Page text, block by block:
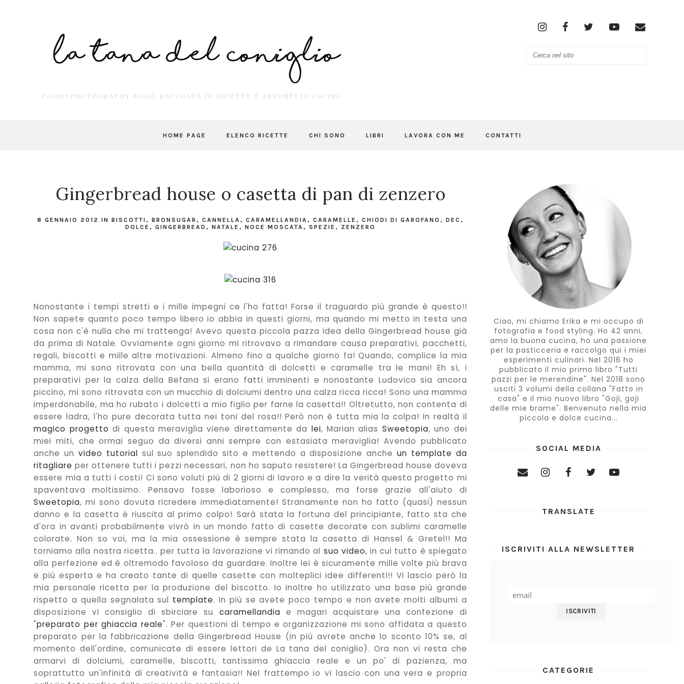
FOOD+PHOTOGRAPHY BLOG. RACCOLTA DI RICETTE E APPUNTI DI CUCINA.
HOME PAGE ELENCO RICETTE CHI SONO LIBRI LAVORA CON ME CONTATTI
Gingerbread house o casetta di pan di zenzero
8 GENNAIO 2012 IN BISCOTTI , BRONSUGAR , CANNELLA , CARAMELLANDIA , CARAMELLE , CHIODI DI GAROFANO , DEC ,
DOLCE , GINGERBREAD , NATALE , NOCE MOSCATA , SPEZIE , ZENZERO
Nonostante i tempi stretti e i mille impegni ce l'ho fatta! Forse il traguardo più grande è questo!!
Non sapete quanto poco tempo libero io abbia in questi giorni, ma quando mi metto in testa una
cosa non c'è nulla che mi trattenga! Avevo questa piccola pazza idea della Gingerbread house già
da prima di Natale. Ovviamente ogni giorno mi ritrovavo a rimandare causa preparativi, pacchetti,
regali, biscotti e mille altre motivazioni. Almeno fino a qualche giorno fa! Quando, complice la mia
mamma, mi sono ritrovata con una bella quantità di dolcetti e caramelle tra le mani! Eh sì, i
preparativi per la calza della Befana si erano fatti imminenti e nonostante Ludovico sia ancora
piccino, mi sono ritrovata con un mucchio di dolciumi dentro una calza ricca ricca! Sono una mamma
imperdonabile, ma ho rubato i dolcetti a mio figlio per farne la casetta!! Oltretutto, non contenta di
essere ladra, l'ho pure decorata tutta nei toni del rosa!! Però non è tutta mia la colpa! In realtà il
magico progetto di questa meraviglia viene direttamente da lei, Marian alias Sweetopia, uno dei
miei miti, che ormai seguo da diversi anni sempre con estasiata meraviglia! Avendo pubblicato
anche un video tutorial sul suo splendido sito e mettendo a disposizione ancheun template da
ritagliare per ottenere tutti i pezzi necessari, non ho saputo resistere! La Gingerbread house doveva
essere mia a tutti i costi! Ci sono voluti più di 2 giorni di lavoro e a dire la verità questo progetto mi
spaventava moltissimo. Pensavo fosse laborioso e complesso, ma forse grazie all'aiuto di
Sweetopia, mi sono dovuta ricredere immediatamente! Stranamente non ho fatto (quasi) nessun
danno e la casetta è riuscita al primo colpo! Sarà stata la fortuna del principiante, fatto sta che
d'ora in avanti probabilmente vivrò in un mondo fatto di casette decorate con sublimi caramelle
colorate. Non so voi, ma la mia ossessione è sempre stata la casetta di Hansel & Gretel!! Ma
torniamo alla nostra ricetta.. per tutta la lavorazione vi rimando al suo video, in cui tutto è spiegato
alla perfezione ed è oltremodo favoloso da guardare. Inoltre lei è sicuramente mille volte più brava
e più esperta e ha creato tante di quelle casette con molteplici idee differenti!! Vi lascio però la
mia personale ricetta per la produzione del biscotto. Io inoltre ho utilizzato una base più grande
rispetto a quella segnalata sul template. In più se avete poco tempo e non avete molti albumi a
disposizione vi consiglio di sbirciare su caramellandia e magari acquistare una confezione di
"preparato per ghiaccia reale". Per questioni di tempo e organizzazione mi sono affidata a questo
preparato per la fabbricazione della Gingerbread House (in più avrete anche lo sconto 10% se, al
momento dell'ordine, comunicate di essere lettori de La tana del coniglio). Ora non vi resta che
armarvi di dolciumi, caramelle, biscotti, tantissima ghiaccia reale e un po' di pazienza, ma
soprattutto un'infinità di creatività e fantasia!! Nel frattempo io vi lascio con una vera e propria
Ciao, mi chiamo Erika e mi occupo di
fotografia e food styling. Ho 42 anni,
amo la buona cucina, ho una passione
per la pasticceria e raccolgo qui i miei
esperimenti culinari. Nel 2016 ho
pubblicato il mio primo libro "Tutti
pazzi per le merendine". Nel 2018 sono
usciti 3 volumi della collana "Fatto in
casa" e il mio nuovo libro "Goji, goji
delle mie brame". Benvenuto nella mia
piccola e dolce cucina...
SOCIAL MEDIA
TRANSLATE
ISCRIVITI ALLA NEWSLETTER
CATEGORIE